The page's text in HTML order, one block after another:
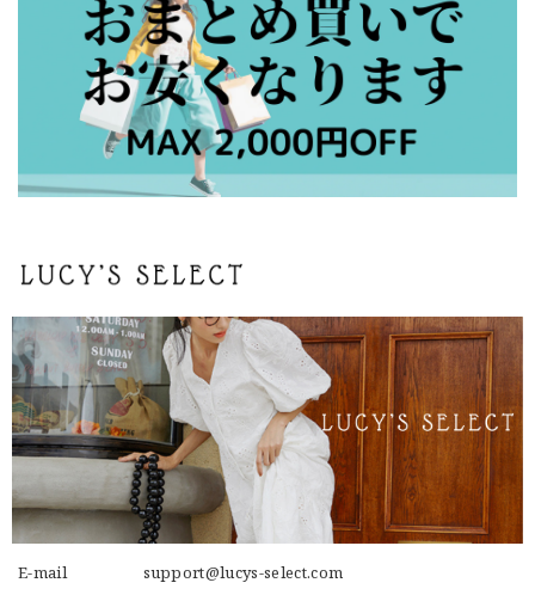
E-mail support@lucys-select.com